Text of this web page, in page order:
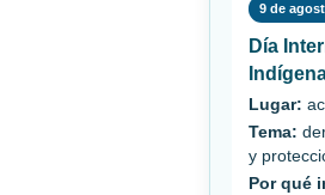
9 de
Día
Lugar:
Tema:
y
Por qué